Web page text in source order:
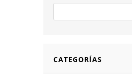
CATEGORÍAS